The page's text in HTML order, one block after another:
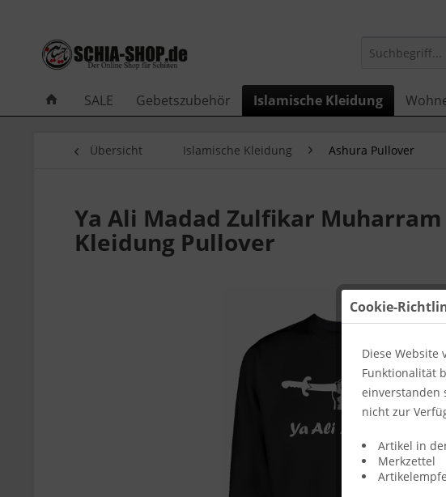
SALE Gebetszubehör Islamische Kleidung
Übersicht Islamische Kleidung Ashura Pullover
Ya Ali Madad Zulfikar
Kleidung Pullover
Cookie-
Diese Website
Funktionalität
einverstanden
nicht zur
Artikel in
Merkzettel